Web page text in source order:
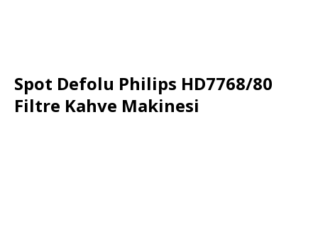
Spot Defolu Philips HD7768/80
Filtre Kahve Makinesi